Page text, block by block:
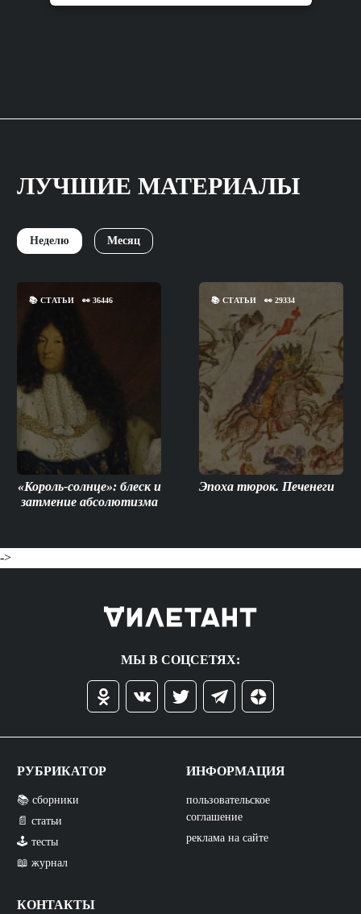
ЛУЧШИЕ МАТЕРИАЛЫ
Неделю Месяц
📚 СТАТЬИ 👀 36446
«Король-солнце»: блеск и
затмение абсолютизма
📚СТАТЬИ 👀29334
Эпоха тюрок. Печенеги
->
МЫ В СОЦСЕТЯХ:
РУБРИКАТОР
📚 сборники
📄 статьи
🕹️ тесты
📖 журнал
КОНТАКТЫ
ИНФОРМАЦИЯ
пользовательское
соглашение
реклама на сайте